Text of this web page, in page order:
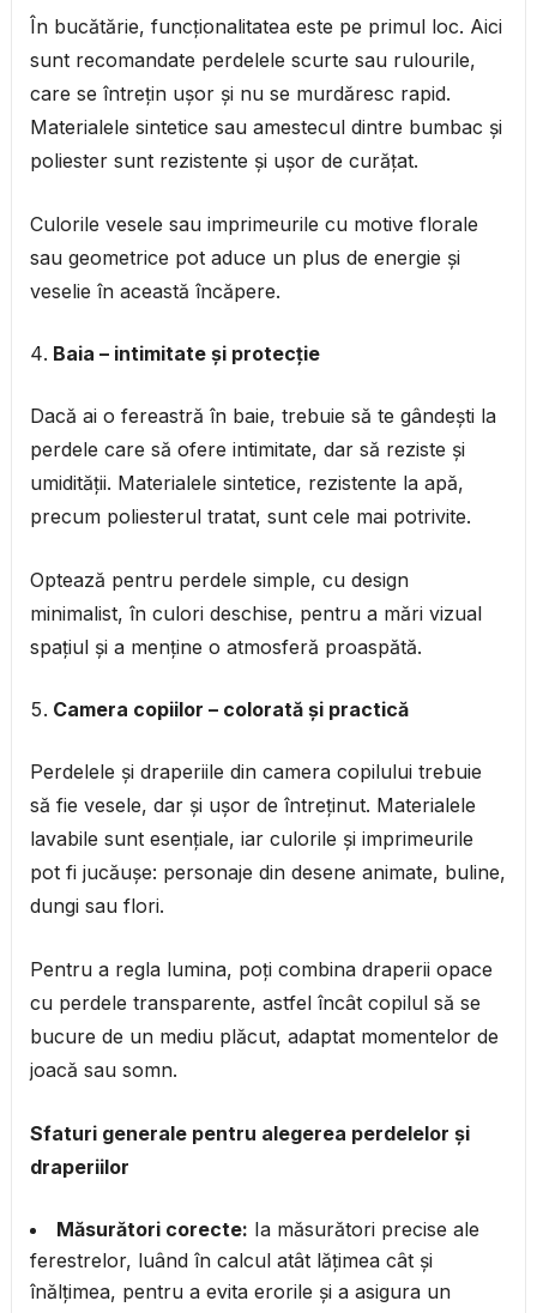
În bucătărie, funcționalitatea este pe primul loc. Aici
sunt recomandate perdelele scurte sau rulourile,
care se întrețin ușor și nu se murdăresc rapid.
Materialele sintetice sau amestecul dintre bumbac și
poliester sunt rezistente și ușor de curățat.
Culorile vesele sau imprimeurile cu motive florale
sau geometrice pot aduce un plus de energie și
veselie în această încăpere.
Baia – intimitate și protecție
Dacă ai o fereastră în baie, trebuie să te gândești la
perdele care să ofere intimitate, dar să reziste și
umidității. Materialele sintetice, rezistente la apă,
precum poliesterul tratat, sunt cele mai potrivite.
Optează pentru perdele simple, cu design
minimalist, în culori deschise, pentru a mări vizual
spațiul și a menține o atmosferă proaspătă.
Camera copiilor – colorată și practică
Perdelele și draperiile din camera copilului trebuie
să fie vesele, dar și ușor de întreținut. Materialele
lavabile sunt esențiale, iar culorile și imprimeurile
pot fi jucăușe: personaje din desene animate, buline,
dungi sau flori.
Pentru a regla lumina, poți combina draperii opace
cu perdele transparente, astfel încât copilul să se
bucure de un mediu plăcut, adaptat momentelor de
joacă sau somn.
Sfaturi generale pentru alegerea perdelelor și
draperiilor
Măsurători corecte: Ia măsurători precise ale
ferestrelor, luând în calcul atât lățimea cât și
înălțimea, pentru a evita erorile și a asigura un